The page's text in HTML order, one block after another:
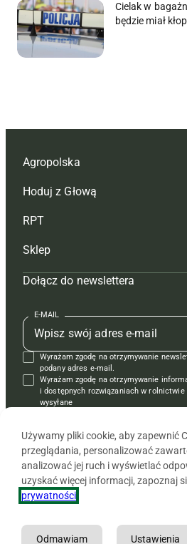
Cielak w
będzie miał
Agropolska
Redakcja
Reklama
Tagi
Mapa serwisu
Kontakt
Regulamin
Polityka prywatności
Hoduj z Głową
Hoduj z głową bydło
Hoduj z głową świnie
Prenumerata
Redakcja
Kontakt
Reklama
RPT
Redakcja
Prenumerata
Reklama
Kontakt
Krzyżówki
Sklep
Czasopisma i prenumerata
Książki
Regulamin
Dołącz do newslettera
E-MAIL
Wyrażam zgodę na otrzymywanie
podany adres e-mail.
Wyrażam zgodę na otrzymywanie
i dostępnych rozwiązaniach w
wysyłane
Używamy pliki cookie, aby zapewnić
przeglądania, personalizować
analizować jej ruch i wyświetlać
uzyskać więcej informacji, zapoznaj
prywatności
Ustawienia
Odmawiam